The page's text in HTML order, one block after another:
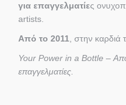
για επαγγελματίες
artists.
Από το 2011 , στην καρδιά
Your Power in a Bottle – Από
επαγγελματίες.